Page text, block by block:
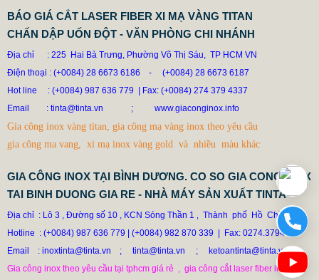
DÙ AI NÓI NGÃ NẰM NGHIÊNG, NGƯỜI MUA VẪN CỨ
ĐẶT BỒN TINTA
78.999 VNĐ79.999 VNĐ
SP: XUONG GIA CONG BON CONG NGHIEP INOX TINTA
BÁO GIÁ CẮT LASER FIBER XI MẠ VÀNG TITAN
CHẤN DẬP UỐN ĐỘT - VĂN PHÒNG CHI NHÁNH
Địa chỉ : 225 Hai Bà Trưng, Phường Võ Thị Sáu, TP HCM VN
Điện thoại : (+0084) 28 6673 6186
-
(+0084) 28 6673 6187
Hot line
: (+0084) 987 636 779 | Fax: (+0084) 274 379 4337
Email
: tinta@tinta.vn ; www.giaconginox.info
Gia công inox vàng titan, gia công mạ vàng inox theo yêu cầu
gia công ma vang, xi mạ inox vàng gold và nhiều màu khác
GIA CÔNG INOX TẠI BÌNH DƯƠNG. CO SO GIA CONG INOX
TAI BINH DUONG GIA RE - NHÀ MÁY SẢN XUẤT TINTA
Địa chỉ  : Lô 3 , Đường số 10 , KCN Sóng Thần 1
Thành  phố  Hồ  Chí  Mình
Hotline : (+0084) 987 636 779
(+0084) 982 870 339  |  Fax: 0274.3794337
Email    : inoxtinta@tinta.vn    ;
tinta@tinta.vn     ;     ketoantinta@tinta.vn
Gia công inox theo yêu cầu tại tphcm giá rẻ  ,  gia công cắt laser fiber inox giá